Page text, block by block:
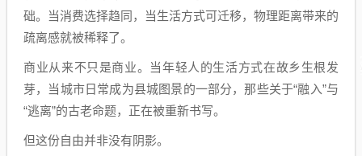
础。当消费选择趋同，当生活方式可迁移，物理距离带来的
疏离感就被稀释了。
商业从来不只是商业。当年轻人的生活方式在故乡生根发
芽，当城市日常成为县城图景的一部分，那些关于“融入”与
“逃离”的古老命题，正在被重新书写。
但这份自由并非没有阴影。